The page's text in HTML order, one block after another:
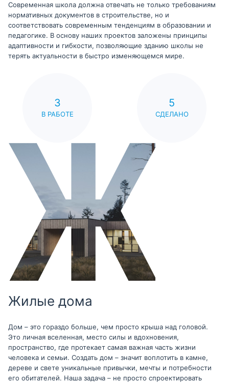
Современная школа должна отвечать не только требованиям
нормативных документов в строительстве, но и
соответствовать современным тенденциям в образовании и
педагогике. В основу наших проектов заложены принципы
адаптивности и гибкости, позволяющие зданию школы не
терять актуальности в быстро изменяющемся мире.
3
В РАБОТЕ
5
СДЕЛАНО
Жилые дома
Дом – это гораздо больше, чем просто крыша над головой.
Это личная вселенная, место силы и вдохновения,
пространство, где протекает самая важная часть жизни
человека и семьи. Создать дом – значит воплотить в камне,
дереве и свете уникальные привычки, мечты и потребности
его обитателей. Наша задача – не просто спроектировать